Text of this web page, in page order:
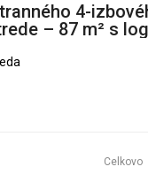
4-
– 87 m² s
Celkovo